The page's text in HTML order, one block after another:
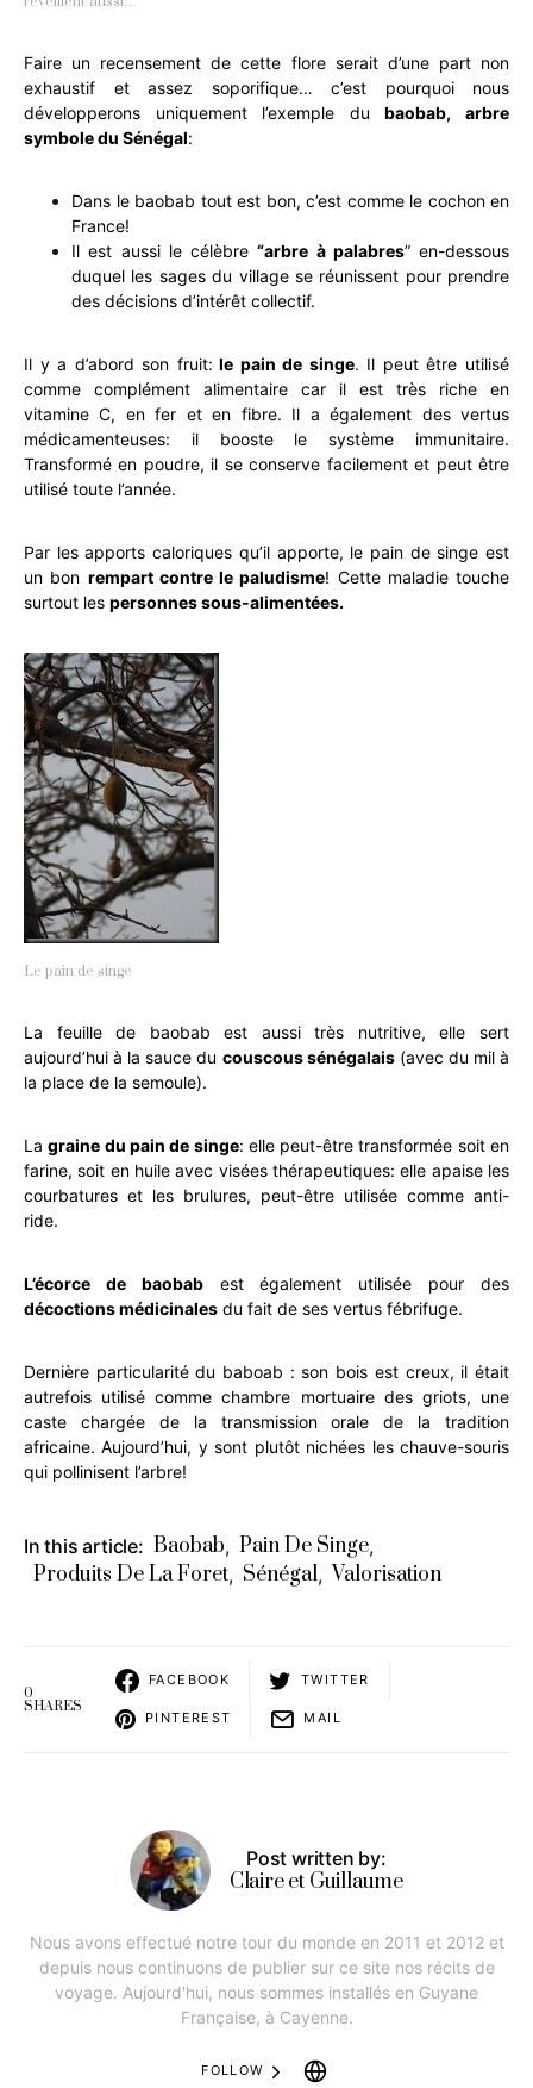
Faire un recensement de cette flore serait d’une part non
exhaustif et assez soporifique… c’est pourquoi nous
développerons uniquement l’exemple dubaobab, arbre
symbole du Sénégal:
Dans le baobab tout est bon, c’est comme le cochon en
France!
Il est aussi le célèbre“arbre à palabres” en-dessous
duquel les sages du village se réunissent pour prendre
des décisions d’intérêt collectif.
Il y a d’abord son fruit: le pain de singe. Il peut être utilisé
comme complément alimentaire car il est très riche en
vitamine C, en fer et en fibre. Il a également des vertus
médicamenteuses: il booste le système immunitaire.
Transformé en poudre, il se conserve facilement et peut être
utilisé toute l’année.
Par les apports caloriques qu’il apporte, le pain de singe est
un bon rempart contre le paludisme! Cette maladie touche
surtout les personnes sous-alimentées.
Le pain de singe
La feuille de baobab est aussi très nutritive, elle sert
aujourd’hui à la sauce du couscous sénégalais(avec du mil à
la place de la semoule).
Lagraine du pain de singe: elle peut-être transformée soit en
farine, soit en huile avec visées thérapeutiques: elle apaise les
courbatures et les brulures, peut-être utilisée comme anti-
ride.
L’écorce de baobabest également utilisée pour des
décoctions médicinales du fait de ses vertus fébrifuge.
Dernière particularité du baboab : son bois est creux, il était
autrefois utilisé comme chambre mortuaire des griots, une
caste chargée de la transmission orale de la tradition
africaine. Aujourd’hui, y sont plutôt nichées les chauve-souris
qui pollinisent l’arbre!
In this article: Baobab, Pain De Singe,
Produits De La Foret, Sénégal, Valorisation
0
SHARES
FACEBOOK TWITTER
PINTEREST MAIL
Post written by:
Claire et Guillaume
Nous avons effectué notre tour du monde en 2011 et 2012 et
depuis nous continuons de publier sur ce site nos récits de
voyage. Aujourd'hui, nous sommes installés en Guyane
Française, à Cayenne.
FOLLOW